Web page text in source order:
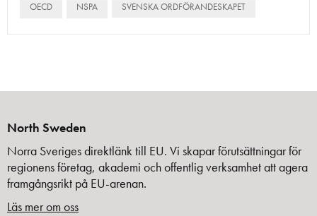
OECD NSPA SVENSKA ORDFÖRANDESKAPET
North Sweden
Norra Sveriges direktlänk till EU. Vi skapar förutsättningar för
regionens företag, akademi och offentlig verksamhet att agera
framgångsrikt på EU-arenan.
Läs mer om oss